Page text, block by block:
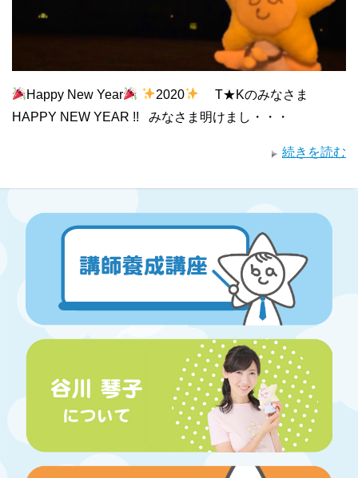
Happy New Year 2020
T★Kのみなさま
HAPPY NEW YEAR !! みなさま明けまし・・・
続きを読む